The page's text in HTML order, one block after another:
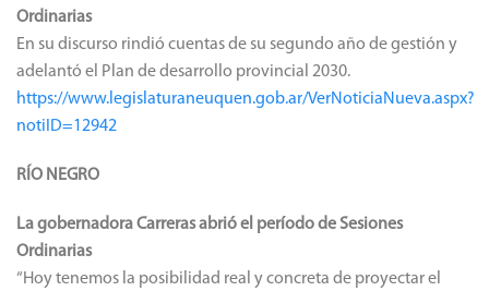
Ordinarias
En su discurso rindió cuentas de su segundo año de gestión y
adelantó el Plan de desarrollo provincial 2030.
https://www.legislaturaneuquen.gob.ar/VerNoticiaNueva.aspx?
notiID=12942
RÍO NEGRO
La gobernadora Carreras abrió el período de Sesiones
Ordinarias
“Hoy tenemos la posibilidad real y concreta de proyectar el